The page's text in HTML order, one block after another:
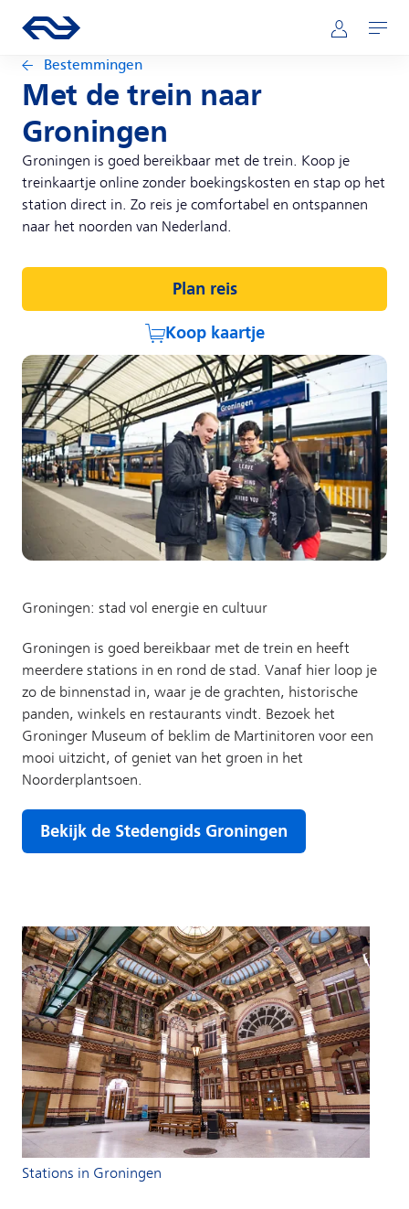
Hoofdnavigatie
Ga naar de homepage van ns.nl Mijn NS
Openen
Bestemmingen
Met de trein naar
Groningen
Groningen is goed bereikbaar met de trein. Koop je
treinkaartje online zonder boekingskosten en stap op het
station direct in. Zo reis je comfortabel en ontspannen
naar het noorden van Nederland.
Plan reis
Koop kaartje
Stations in Groningen